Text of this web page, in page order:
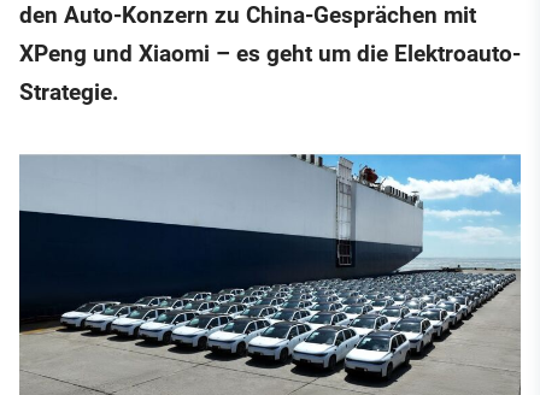
den Auto-Konzern zu China-Gesprächen mit
XPeng und Xiaomi – es geht um die Elektroauto-
Strategie.